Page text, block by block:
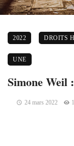
2022 DROITS
UNE
Simone Weil
24 mars 2022